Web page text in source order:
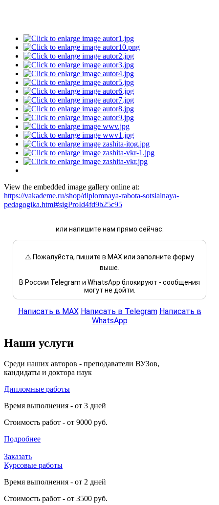
View the embedded image gallery online at:
https://vakademe.ru/shop/diplomnaya-rabota-sotsialnaya-
pedagogika.html#sigProId4fd9b25c95
или напишите нам прямо сейчас:
⚠️ Пожалуйста, пишите в MAX или заполните форму
выше.
В России Telegram и WhatsApp блокируют - сообщения
могут не дойти.
Написать в MAX Написать в Telegram Написать в
WhatsApp
Наши услуги
Среди наших авторов - преподаватели ВУЗов,
кандидаты и доктора наук
Дипломные работы
Время выполнения - от 3 дней
Стоимость работ - от 9000 руб.
Подробнее
Заказать
Курсовые работы
Время выполнения - от 2 дней
Стоимость работ - от 3500 руб.